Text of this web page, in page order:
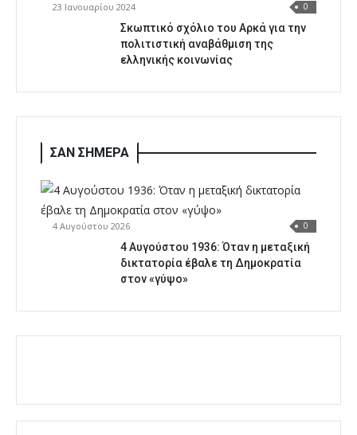
23 Ιανουαρίου 2024 0
Σκωπτικό σχόλιο του Αρκά για την
πολιτιστική αναβάθμιση της
ελληνικής κοινωνίας
ΣΑΝ ΣΗΜΕΡΑ
4 Αυγούστου 2026 0
4 Αυγούστου 1936: Όταν η μεταξική
δικτατορία έβαλε τη Δημοκρατία
στον «γύψο»